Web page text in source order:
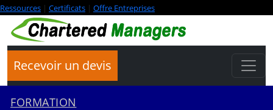
Ressources | Certificats | Offre Entreprises
Recevoir un devis
FORMATION